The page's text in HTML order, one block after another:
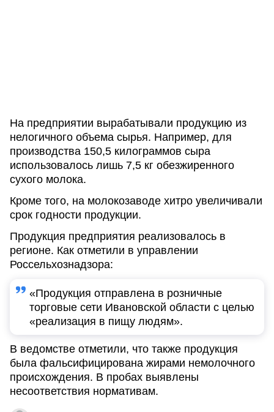
На предприятии вырабатывали продукцию из
нелогичного объема сырья. Например, для
производства 150,5 килограммов сыра
использовалось лишь 7,5 кг обезжиренного
сухого молока.
Кроме того, на молокозаводе хитро увеличивали
срок годности продукции.
Продукция предприятия реализовалось в
регионе. Как отметили в управлении
Россельхознадзора:
«Продукция отправлена в розничные
торговые сети Ивановской области с целью
«реализация в пищу людям».
В ведомстве отметили, что также продукция
была фальсифицирована жирами немолочного
происхождения. В пробах выявлены
несоответствия нормативам.